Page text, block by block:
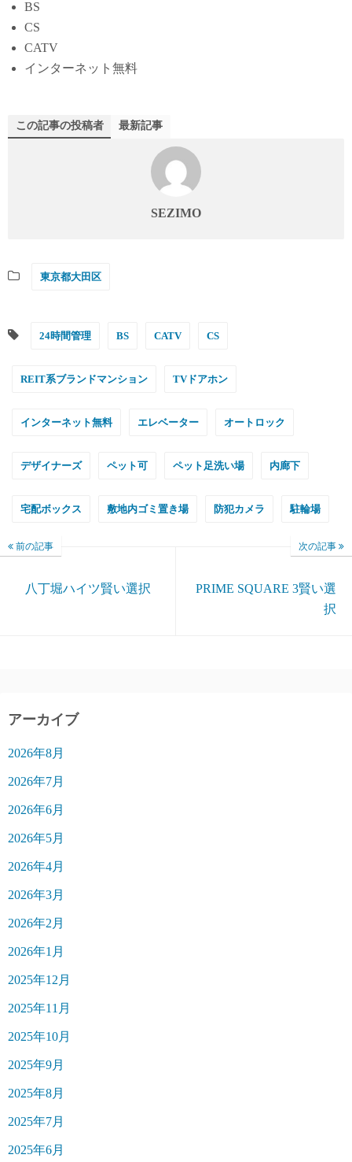
BS
CS
CATV
インターネット無料
この記事の投稿者 最新記事
SEZIMO
東京都大田区
24時間管理 BS CATV CS
REIT系ブランドマンション TVドアホン
インターネット無料 エレベーター オートロック
デザイナーズ ペット可 ペット足洗い場 内廊下
宅配ボックス 敷地内ゴミ置き場 防犯カメラ 駐輪場
前の記事
八丁堀ハイツ賢い選択
次の記事
PRIME SQUARE 3賢い選
択
アーカイブ
2026年8月
2026年7月
2026年6月
2026年5月
2026年4月
2026年3月
2026年2月
2026年1月
2025年12月
2025年11月
2025年10月
2025年9月
2025年8月
2025年7月
2025年6月